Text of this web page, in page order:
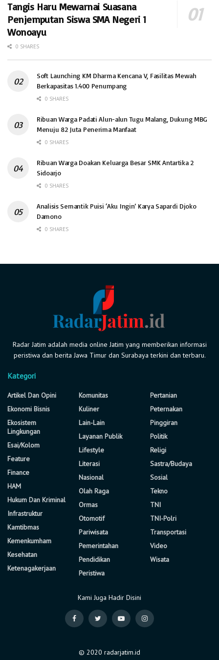
Tangis Haru Mewarnai Suasana
Penjemputan Siswa SMA Negeri 1
Wonoayu
0 SHARES
Soft Launching KM Dharma Kencana V, Fasilitas Mewah
Berkapasitas 1.400 Penumpang
0 SHARES
Ribuan Warga Padati Alun-alun Tugu Malang, Dukung MBG
Menuju 82 Juta Penerima Manfaat
0 SHARES
Ribuan Warga Doakan Keluarga Besar SMK Antartika 2
Sidoarjo
0 SHARES
Analisis Semantik Puisi ‘Aku Ingin’ Karya Sapardi Djoko
Damono
0 SHARES
Radar Jatim adalah media online Jatim yang memberikan informasi
peristiwa dan berita Jawa Timur dan Surabaya terkini dan terbaru.
Kategori
Artikel Dan Opini
Ekonomi Bisnis
Ekosistem
Lingkungan
Esai/Kolom
Feature
Finance
HAM
Hukum Dan Kriminal
Infrastruktur
Kamtibmas
Kemenkumham
Kesehatan
Ketenagakerjaan
Komunitas
Kuliner
Lain-Lain
Layanan Publik
Lifestyle
Literasi
Nasional
Olah Raga
Ormas
Otomotif
Pariwisata
Pemerintahan
Pendidikan
Peristiwa
Pertanian
Peternakan
Pinggiran
Politik
Religi
Sastra/Budaya
Sosial
Tekno
TNI
TNI-Polri
Transportasi
Video
Wisata
Kami Juga Hadir Disini
© 2020 radarjatim.id